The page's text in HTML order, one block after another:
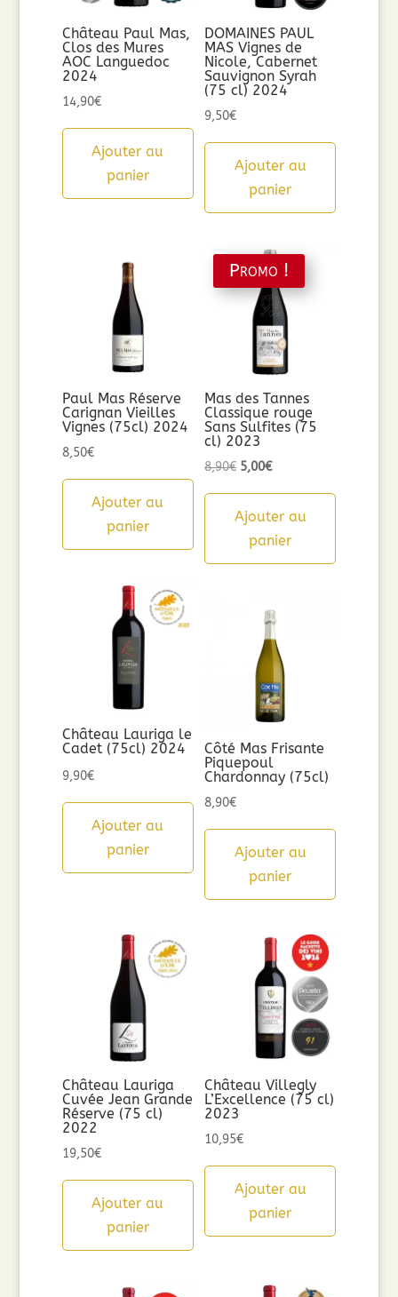
Château Paul Mas,
Clos des Mures
AOC Languedoc
2024
14,90€
Ajouter au
panier
DOMAINES PAUL
MAS Vignes de
Nicole, Cabernet
Sauvignon Syrah
(75 cl) 2024
9,50€
Ajouter au
panier
Paul Mas Réserve
Carignan Vieilles
Vignes (75cl) 2024
8,50€
Ajouter au
panier
Promo !
Mas des Tannes
Classique rouge
Sans Sulfites (75
cl) 2023
8,90€ Le
initial
était :
5,00€Le
actuel
est :
Ajouter au
panier
Château Lauriga le
Cadet (75cl) 2024
9,90€
Ajouter au
panier
Côté Mas Frisante
Piquepoul
Chardonnay (75cl)
8,90€
Ajouter au
panier
Château Lauriga
Cuvée Jean Grande
Réserve (75 cl)
2022
19,50€
Ajouter au
panier
Château Villegly
L’Excellence (75 cl)
2023
10,95€
Ajouter au
panier